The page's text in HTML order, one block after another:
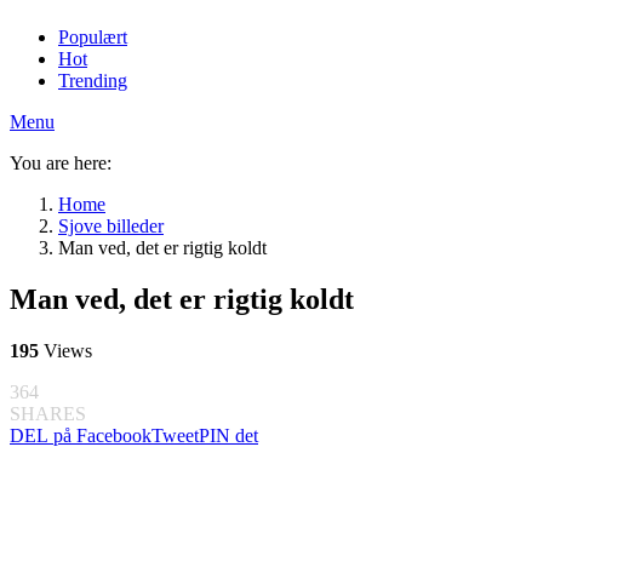
Populært
Hot
Trending
Menu
You are here:
Home
Sjove billeder
Man ved, det er rigtig koldt
Man ved, det er rigtig koldt
195 Views
364
SHARES
DEL på FacebookTweetPIN det